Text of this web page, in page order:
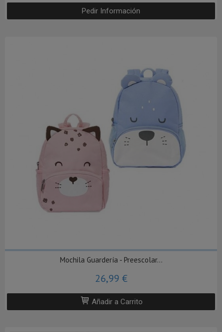
Pedir Información
Mochila Guardería - Preescolar...
26,99 €
Añadir a Carrito